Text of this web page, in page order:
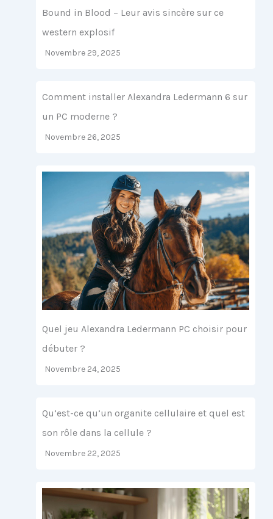
Bound in Blood – Leur avis sincère sur ce
western explosif
Novembre 29, 2025
Comment installer Alexandra Ledermann 6 sur
un PC moderne ?
Novembre 26, 2025
Quel jeu Alexandra Ledermann PC choisir pour
débuter ?
Novembre 24, 2025
Qu’est-ce qu’un organite cellulaire et quel est
son rôle dans la cellule ?
Novembre 22, 2025